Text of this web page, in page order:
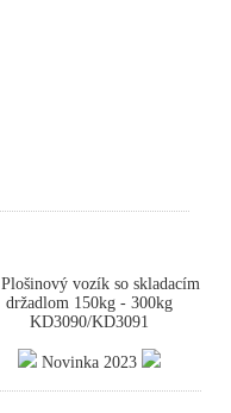
Plošinový vozík so skladacím
držadlom 150kg - 300kg
KD3090/KD3091
Novinka 2023